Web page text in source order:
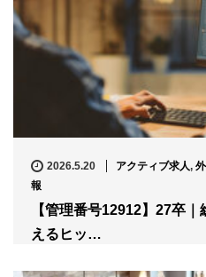
2026.5.20 アクティブ求人,
報
【管理番号12912】27卒
えるヒッ…